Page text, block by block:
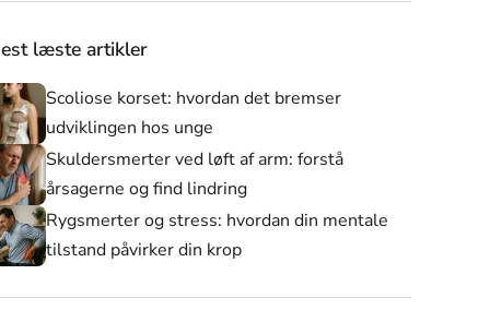
læste artikler
Scoliose korset: hvordan det bremser
udviklingen hos unge
Skuldersmerter ved løft af arm: forstå
årsagerne og find lindring
Rygsmerter og stress: hvordan din mentale
tilstand påvirker din krop